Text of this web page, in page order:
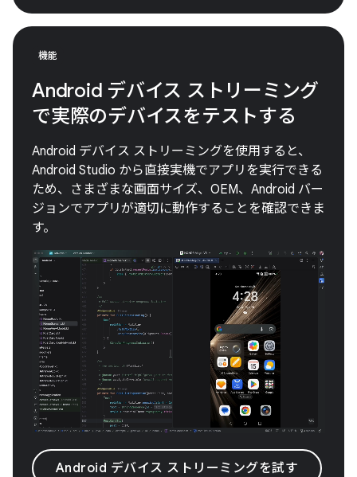
機能
Android デバイス ストリーミング
で実際のデバイスをテストする
Android デバイス ストリーミングを使用すると、
Android Studio から直接実機でアプリを実行できる
ため、さまざまな画面サイズ、OEM、Android バー
ジョンでアプリが適切に動作することを確認できま
す。
Android デバイス ストリーミングを試す